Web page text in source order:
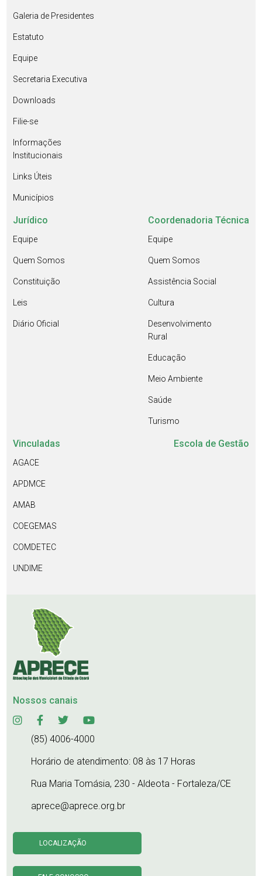
Galeria de Presidentes
Estatuto
Equipe
Secretaria Executiva
Downloads
Filie-se
Informações
Institucionais
Links Úteis
Municípios
Jurídico
Equipe
Quem Somos
Constituição
Leis
Diário Oficial
Coordenadoria Técnica
Equipe
Quem Somos
Assistência Social
Cultura
Desenvolvimento
Rural
Educação
Meio Ambiente
Saúde
Turismo
Vinculadas
AGACE
APDMCE
AMAB
COEGEMAS
COMDETEC
UNDIME
Escola de Gestão
Nossos canais
(85) 4006-4000
Horário de atendimento: 08 às 17 Horas
Rua Maria Tomásia, 230 - Aldeota - Fortaleza/CE
aprece@aprece.org.br
LOCALIZAÇÃO